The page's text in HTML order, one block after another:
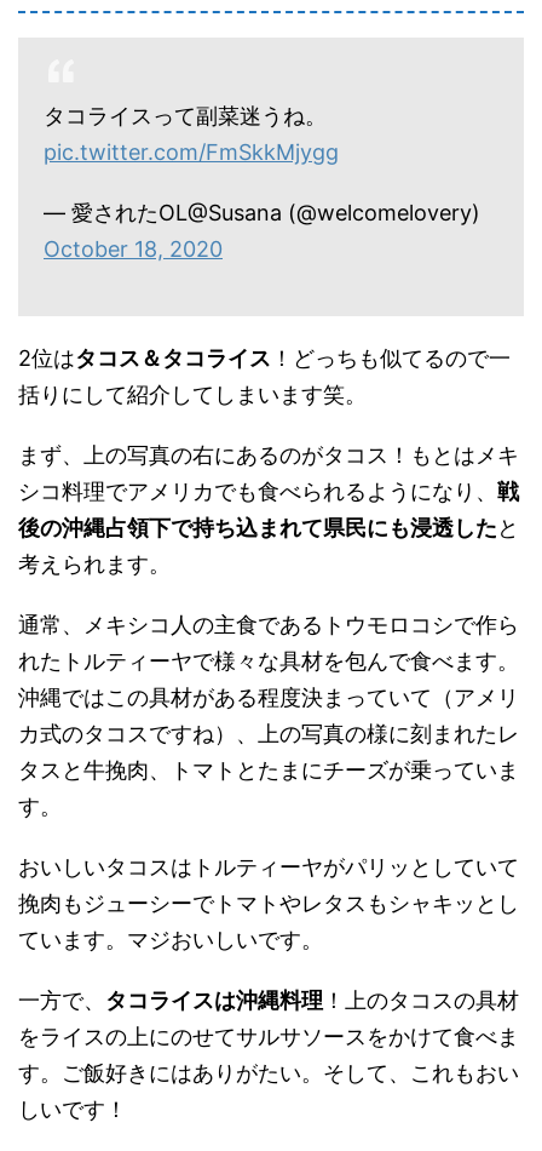
タコライスって副菜迷うね。
pic.twitter.com/FmSkkMjygg
— 愛されたOL@Susana (@welcomelovery)
October 18, 2020
2位はタコス＆タコライス ！どっちも似てるので一
括りにして紹介してしまいます笑。
まず、上の写真の右にあるのがタコス！もとはメキ
シコ料理でアメリカでも食べられるようになり、 戦
後の沖縄占領下で持ち込まれて県民にも浸透したと
考えられます。
通常、メキシコ人の主食であるトウモロコシで作ら
れたトルティーヤで様々な具材を包んで食べます。
沖縄ではこの具材がある程度決まっていて（アメリ
カ式のタコスですね）、上の写真の様に刻まれたレ
タスと牛挽肉、トマトとたまにチーズが乗っていま
す。
おいしいタコスはトルティーヤがパリッとしていて
挽肉もジューシーでトマトやレタスもシャキッとし
ています。マジおいしいです。
一方で、 タコライスは沖縄料理 ！上のタコスの具材
をライスの上にのせてサルサソースをかけて食べま
す。ご飯好きにはありがたい。そして、これもおい
しいです！